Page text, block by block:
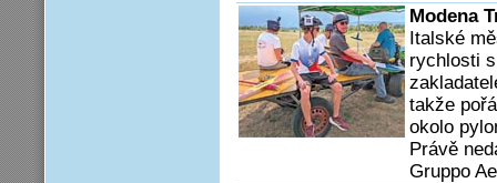
Modena
Italské
rychlosti
takže
okolo
Právě
Gruppo